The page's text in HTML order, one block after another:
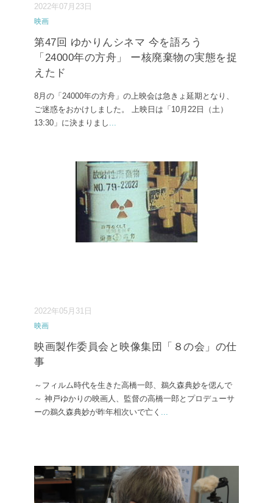
2022年07月23日
映画
第47回 ゆかりんシネマ 今を語ろう
「24000年の方舟」 ー核廃棄物の実態を捉
えたド
8月の「24000年の方舟」の上映会は急きょ延期となり、
ご迷惑をおかけしました。 上映日は「10月22日（土）
13:30」に決まりまし
2022年05月31日
映画
映画製作委員会と映像集団「８の会」の仕
事
～フィルム時代を生きた高橋一郎、鵜久森典妙を偲んで
～ 神戸ゆかりの映画人、監督の高橋一郎とプロデューサ
ーの鵜久森典妙が昨年相次いで亡く